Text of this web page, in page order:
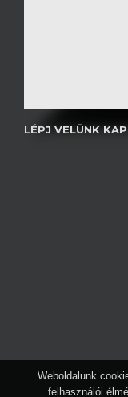
LÉPJ VELÜNK
Weboldalunk
felhasználói